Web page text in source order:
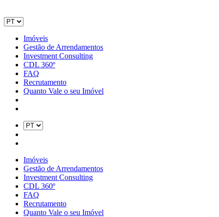
Imóveis
Gestão de Arrendamentos
Investment Consulting
CDL 360º
FAQ
Recrutamento
Quanto Vale o seu Imóvel
Imóveis
Gestão de Arrendamentos
Investment Consulting
CDL 360º
FAQ
Recrutamento
Quanto Vale o seu Imóvel